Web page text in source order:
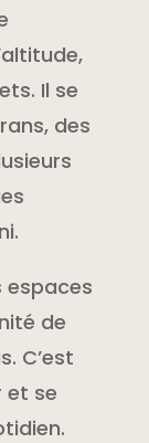
Il se
des
espaces
de
C’est
et se